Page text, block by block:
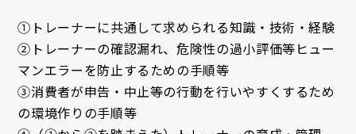
①トレーナーに共通して求められる知識・技術・経験
②トレーナーの確認漏れ、危険性の過小評価等ヒュー
マンエラーを防止するための手順等
③消費者が申告・中止等の行動を行いやすくするため
の環境作りの手順等